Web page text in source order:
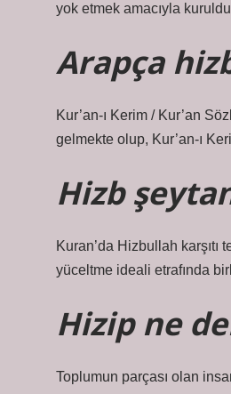
yok etmek amacıyla
Arapça
Kur’an-ı Kerim / Kur’an
gelmekte olup, Kur’an-ı
Hizb
Kuran’da Hizbullah karşıtı
yüceltme ideali etrafında
Hizip ne
Toplumun parçası olan